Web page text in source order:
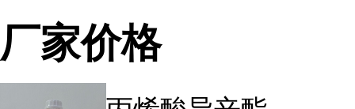
厂家价格